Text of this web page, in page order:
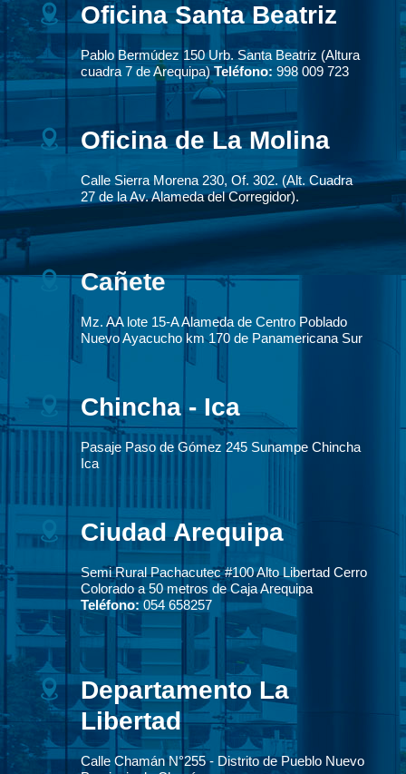
Oficina Santa Beatriz
Pablo Bermúdez 150 Urb. Santa Beatriz (Altura
cuadra 7 de Arequipa)Teléfono: 998 009 723
Oficina de La Molina
Calle Sierra Morena 230, Of. 302. (Alt. Cuadra
27 de la Av. Alameda del Corregidor).
Cañete
Mz. AA lote 15-A Alameda de Centro Poblado
Nuevo Ayacucho km 170 de Panamericana Sur
Chincha - Ica
Pasaje Paso de Gómez 245 Sunampe Chincha
Ica
Ciudad Arequipa
Semi Rural Pachacutec #100 Alto Libertad Cerro
Colorado a 50 metros de Caja Arequipa
Teléfono:054 658257
Departamento La
Libertad
Calle Chamán N°255 - Distrito de Pueblo Nuevo